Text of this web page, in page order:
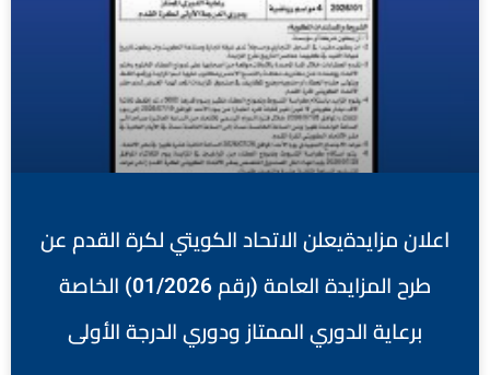
اعلان مزايدةيعلن الاتحاد الكويتي لكرة القدم عن
طرح المزايدة العامة (رقم 01/2026) الخاصة
برعاية الدوري الممتاز ودوري الدرجة الأولى